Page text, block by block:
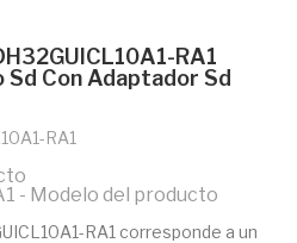
RA1
Con Adaptador Sd
RA1
- Modelo del producto
RA1 corresponde a un